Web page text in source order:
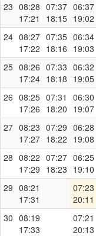
23 08:28
17:21
07:37
18:15
06:37
19:02
24 08:27
17:22
07:35
18:16
06:34
19:03
25 08:26
17:24
07:33
18:18
06:32
19:05
26 08:25
17:26
07:31
18:20
06:30
19:07
27 08:23
17:27
07:29
18:22
06:28
19:08
28 08:22
17:29
07:27
18:23
06:25
19:10
29 08:21
17:31
07:23
20:11
30 08:19
17:33
07:21
20:13